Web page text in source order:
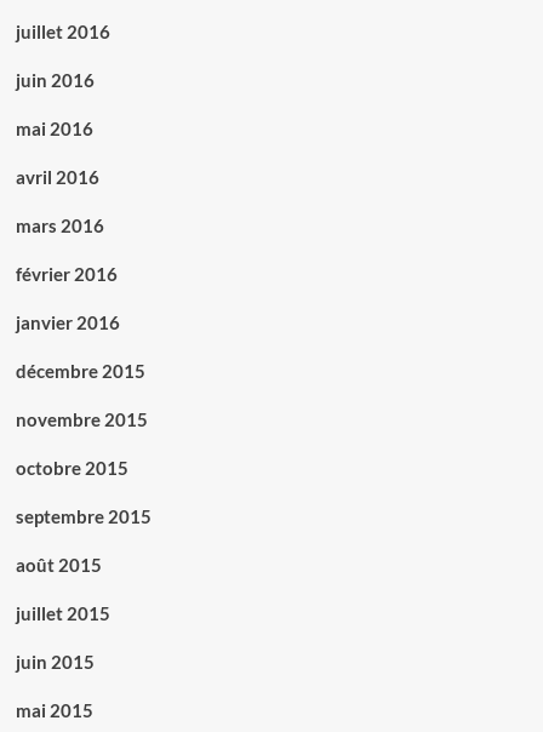
juillet 2016
juin 2016
mai 2016
avril 2016
mars 2016
février 2016
janvier 2016
décembre 2015
novembre 2015
octobre 2015
septembre 2015
août 2015
juillet 2015
juin 2015
mai 2015